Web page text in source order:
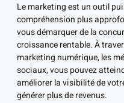
Le marketing est un outil
compréhension plus
vous démarquer de la
croissance rentable. À
marketing numérique, les
sociaux, vous pouvez
améliorer la visibilité de
générer plus de revenus.